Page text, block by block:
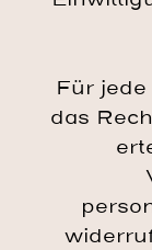
Für
das